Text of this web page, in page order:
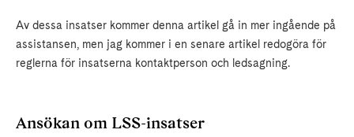
Av dessa insatser kommer denna artikel gå in mer ingående på
assistansen, men jag kommer i en senare artikel redogöra för
reglerna för insatserna kontaktperson och ledsagning.
Ansökan om LSS-insatser